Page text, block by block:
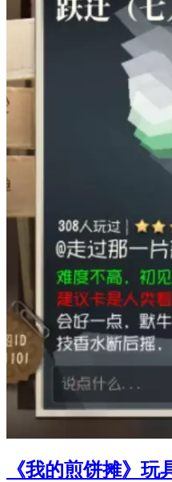
《我的煎饼摊》玩